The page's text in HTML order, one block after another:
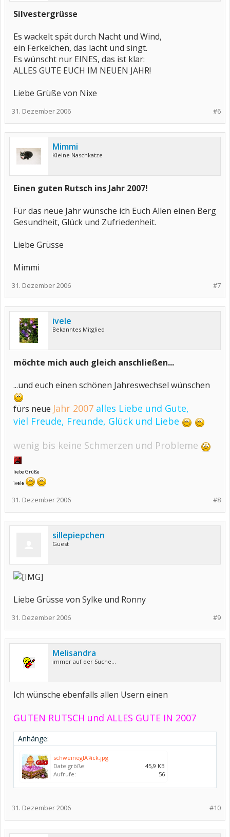
Silvestergrüsse
Es wackelt spät durch Nacht und Wind,
ein Ferkelchen, das lacht und singt.
Es wünscht nur EINES, das ist klar:
ALLES GUTE EUCH IM NEUEN JAHR!
Liebe Grüße von Nixe
#6
31. Dezember 2006
Mimmi
Kleine Naschkatze
Einen guten Rutsch ins Jahr 2007!
Für das neue Jahr wünsche ich Euch Allen einen Berg
Gesundheit, Glück und Zufriedenheit.
Liebe Grüsse
Mimmi
#7
31. Dezember 2006
ivele
Bekanntes Mitglied
möchte mich auch gleich anschließen...
...und euch einen schönen Jahreswechsel wünschen
fürs neue Jahr 2007 alles Liebe und Gute,
viel Freude, Freunde, Glück und Liebe
wenig bis keine Schmerzen und Probleme
liebe Grüße
ivele
#8
31. Dezember 2006
sillepiepchen
Guest
Liebe Grüsse von Sylke und Ronny
#9
31. Dezember 2006
Melisandra
immer auf der Suche...
Ich wünsche ebenfalls allen Usern einen
GUTEN RUTSCH und ALLES GUTE IN 2007
Anhänge:
schweineglÃ¼ck.jpg
Dateigröße:
45,9 KB
Aufrufe:
56
#10
31. Dezember 2006